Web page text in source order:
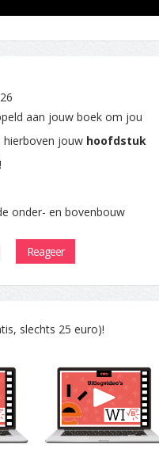
aan jouw boek om jou
hierboven jouw hoofdstuk
onder- en bovenbouw
Reageer
slechts 25 euro)!